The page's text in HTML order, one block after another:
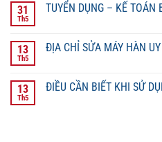
31
Th5
TUYỂN DỤNG – KẾ TOÁN
13
Th5
ĐỊA CHỈ SỬA MÁY HÀN
13
Th5
ĐIỀU CẦN BIẾT KHI SỬ